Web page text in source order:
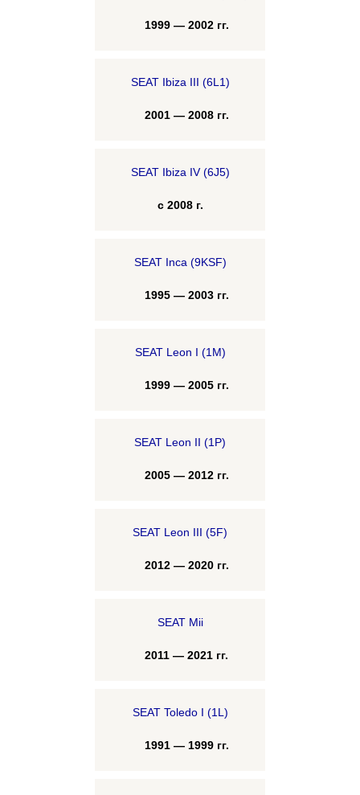
1999 — 2002 гг.
SEAT Ibiza III (6L1)
2001 — 2008 гг.
SEAT Ibiza IV (6J5)
с 2008 г.
SEAT Inca (9KSF)
1995 — 2003 гг.
SEAT Leon I (1M)
1999 — 2005 гг.
SEAT Leon II (1P)
2005 — 2012 гг.
SEAT Leon III (5F)
2012 — 2020 гг.
SEAT Mii
2011 — 2021 гг.
SEAT Toledo I (1L)
1991 — 1999 гг.